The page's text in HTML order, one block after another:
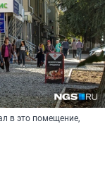
в это помещение,